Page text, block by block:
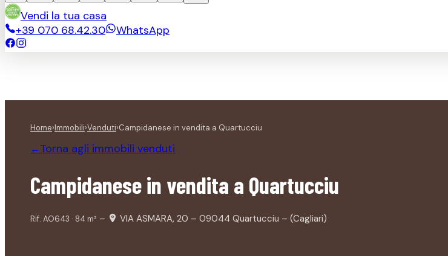
Vendi la tua casa
+39 070 68.42.30
WhatsApp
Home›Immobili›Venduti›Campidanese in vendita a Quartucciu
←Torna agli immobili venduti
Campidanese in vendita a Quartucciu
Rif. AO643 · 84 m² – VIA ASMARA, 20 – 09044 Quartucciu – (Cagliari)